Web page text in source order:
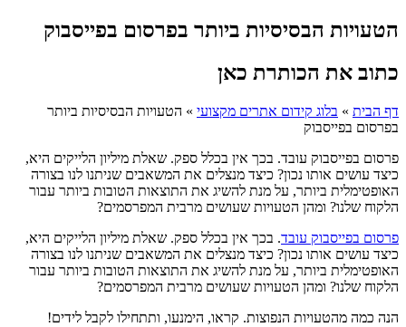
הטעויות הבסיסיות ביותר בפרסום בפייסבוק
כתוב את הכותרת כאן
דף הבית » בלוג קידום אתרים מקצועי » הטעויות הבסיסיות ביותר
בפרסום בפייסבוק
פרסום בפייסבוק עובד. בכך אין בכלל ספק. שאלת מיליון הלייקים היא,
כיצד עושים אותו נכון? כיצד מנצלים את המשאבים שניתנו לנו בצורה
האופטימלית ביותר, על מנת להשיג את התוצאות הטובות ביותר עבור
הלקוח שלנו? ומהן הטעויות שעושים מרבית המפרסמים?
פרסום בפייסבוק עובד. בכך אין בכלל ספק. שאלת מיליון הלייקים היא,
כיצד עושים אותו נכון? כיצד מנצלים את המשאבים שניתנו לנו בצורה
האופטימלית ביותר, על מנת להשיג את התוצאות הטובות ביותר עבור
הלקוח שלנו? ומהן הטעויות שעושים מרבית המפרסמים?
הנה כמה מהטעויות הנפוצות. קראו, הימנעו, ותתחילו לקבל לידים!